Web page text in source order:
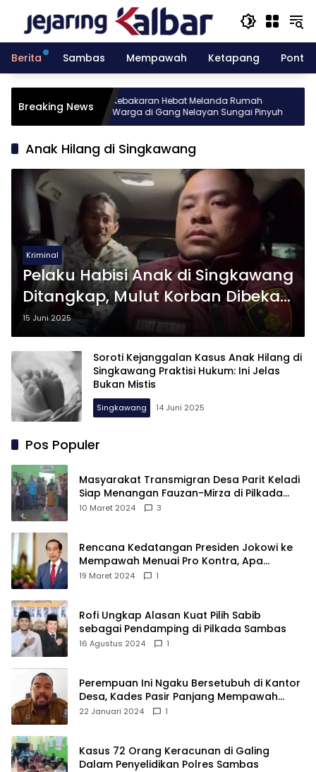
konten
Berita
Sambas Mempawah Ketapang
Breaking News
gelar
10
Kebakaran Hebat Melanda Rumah
Warga di Gang Nelayan Sungai Pinyuh
Anak Hilang di Singkawang
Kriminal
Pelaku Habisi Anak di Singkawang
Ditangkap, Mulut Korban Dibekap
Hingga Tak Bernapas
15 Juni 2025
Soroti Kejanggalan Kasus Anak Hilang di
Singkawang Praktisi Hukum: Ini Jelas
Bukan Mistis
Singkawang 14 Juni 2025
Pos Populer
Masyarakat Transmigran Desa Parit Keladi
Siap Menangan Fauzan-Mirza di Pilkada
Kubu Raya
10 Maret 2024 3
Rencana Kedatangan Presiden Jokowi ke
Mempawah Menuai Pro Kontra, Apa
Sebabnya?
19 Maret 2024 1
Rofi Ungkap Alasan Kuat Pilih Sabib
sebagai Pendamping di Pilkada Sambas
16 Agustus 2024 1
Perempuan Ini Ngaku Bersetubuh di Kantor
Desa, Kades Pasir Panjang Mempawah
Membantah: Silakan Buktikan!
22 Januari 2024 1
Kasus 72 Orang Keracunan di Galing
Dalam Penyelidikan Polres Sambas